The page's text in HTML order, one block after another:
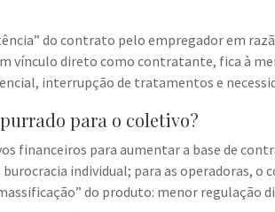
do contrato pelo empregador em
vínculo direto como contratante, fica à
interrupção de tratamentos e
para o coletivo?
financeiros para aumentar a base de
individual; para as operadoras,
do produto: menor